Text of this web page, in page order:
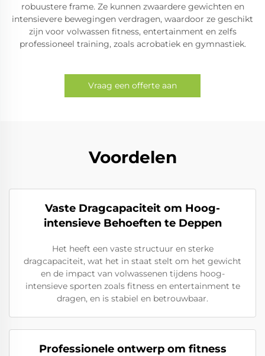
robuustere frame. Ze kunnen zwaardere gewichten en
intensievere bewegingen verdragen, waardoor ze geschikt
zijn voor volwassen fitness, entertainment en zelfs
professioneel training, zoals acrobatiek en gymnastiek.
Vraag een offerte aan
Voordelen
Vaste Dragcapaciteit om Hoog-
intensieve Behoeften te Deppen
Het heeft een vaste structuur en sterke
dragcapaciteit, wat het in staat stelt om het gewicht
en de impact van volwassenen tijdens hoog-
intensieve sporten zoals fitness en entertainment te
dragen, en is stabiel en betrouwbaar.
Professionele ontwerp om fitness